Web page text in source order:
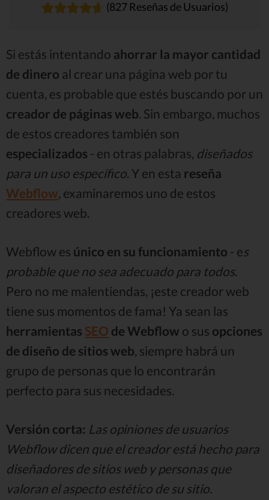
(827 Reseñas de Usuarios)
Si estás intentando ahorrar la mayor cantidad
de dinero al crear una página web por tu
cuenta, es probable que estés buscando por un
creador de páginas web. Sin embargo, muchos
de estos creadores también son
especializados - en otras palabras, diseñados
para un uso específico. Y en esta reseña
Webflow, examinaremos uno de estos
creadores web.
Webflow es único en su funcionamiento - es
probable que no sea adecuado para todos.
Pero no me malentiendas, ¡este creador web
tiene sus momentos de fama! Ya sean las
herramientas SEO de Webflow o sus opciones
de diseño de sitios web, siempre habrá un
grupo de personas que lo encontrarán
perfecto para sus necesidades.
Versión corta: Las opiniones de usuarios
Webflow dicen que el creador está hecho para
diseñadores de sitios web y personas que
valoran el aspecto estético de su sitio.